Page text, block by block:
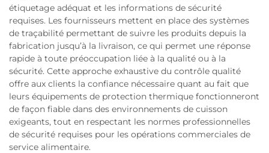
étiquetage adéquat et les informations de sécurité
requises. Les fournisseurs mettent en place des systèmes
de traçabilité permettant de suivre les produits depuis la
fabrication jusqu’à la livraison, ce qui permet une réponse
rapide à toute préoccupation liée à la qualité ou à la
sécurité. Cette approche exhaustive du contrôle qualité
offre aux clients la confiance nécessaire quant au fait que
leurs équipements de protection thermique fonctionneront
de façon fiable dans des environnements de cuisson
exigeants, tout en respectant les normes professionnelles
de sécurité requises pour les opérations commerciales de
service alimentaire.